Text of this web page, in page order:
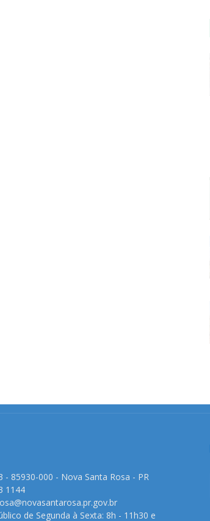
- 85930-000 - Nova Santa Rosa - PR
1144
de Segunda à Sexta: 8h - 11h30 e